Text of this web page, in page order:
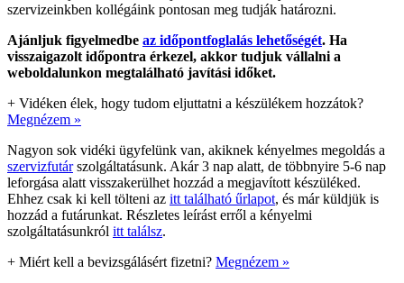
szervizeinkben kollégáink pontosan meg tudják határozni.
Ajánljuk figyelmedbe az időpontfoglalás lehetőségét. Ha
visszaigazolt időpontra érkezel, akkor tudjuk vállalni a
weboldalunkon megtalálható javítási időket.
+ Vidéken élek, hogy tudom eljuttatni a készülékem hozzátok?
Megnézem »
Nagyon sok vidéki ügyfelünk van, akiknek kényelmes megoldás a
szervizfutárszolgáltatásunk. Akár 3 nap alatt, de többnyire 5-6 nap
leforgása alatt visszakerülhet hozzád a megjavított készüléked.
Ehhez csak ki kell tölteni az itt található űrlapot, és már küldjük is
hozzád a futárunkat. Részletes leírást erről a kényelmi
szolgáltatásunkról itt találsz.
+ Miért kell a bevizsgálásért fizetni? Megnézem »